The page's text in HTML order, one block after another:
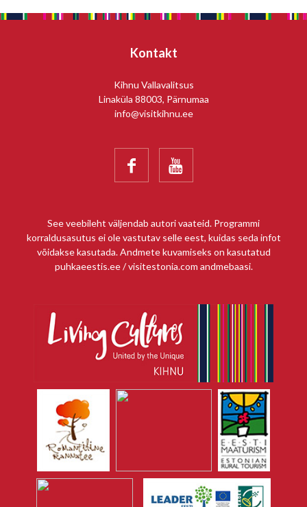
Kontakt
Kihnu Vallavalitsus
Linaküla 88003, Pärnumaa
info@visitkihnu.ee
 
See veebileht väljendab autori vaateid. Programmi
korraldusasutus ei ole vastutav selle eest, kuidas seda infot
võidakse kasutada. Andmete kuvamiseks on kasutatud
puhkaeestis.ee / visitestonia.com andmebaasi.